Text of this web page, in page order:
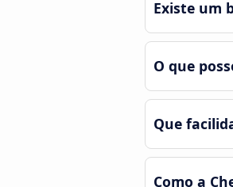
Existe um
O que
Que
Como a